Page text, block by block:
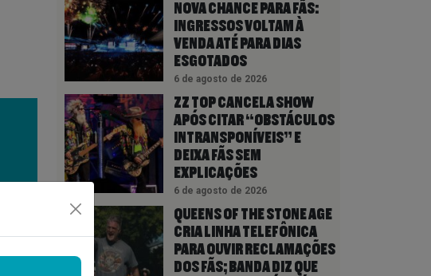
NOVA CHANCE PARA FÃS:
INGRESSOS VOLTAM À
VENDA ATÉ PARA DIAS
ESGOTADOS
6 de agosto de 2026
ZZ TOP CANCELA SHOW
APÓS CITAR “OBSTÁCULOS
INTRANSPONÍVEIS” E
DEIXA FÃS SEM
EXPLICAÇÕES
6 de agosto de 2026
QUEENS OF THE STONE AGE
CRIA LINHA TELEFÔNICA
PARA OUVIR RECLAMAÇÕES
DOS FÃS; BANDA DIZ QUE